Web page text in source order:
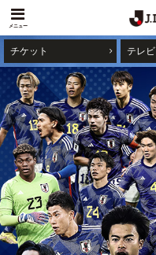
メニュー
チケット テレビ